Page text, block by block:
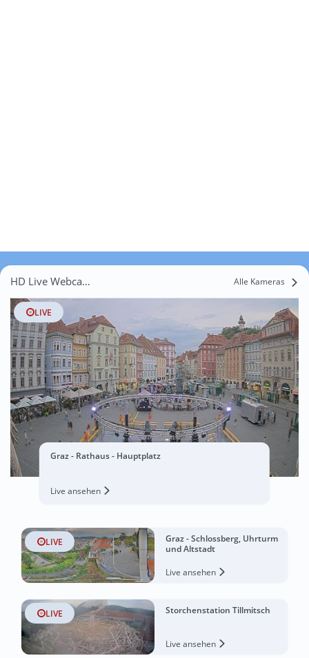
HD Live Webcams Unterpremstätten Alle Kameras
LIVE
Graz - Rathaus - Hauptplatz
Live ansehen
LIVE
Graz - Schlossberg, Uhrturm
und Altstadt
Live ansehen
LIVE Storchenstation Tillmitsch
Live ansehen